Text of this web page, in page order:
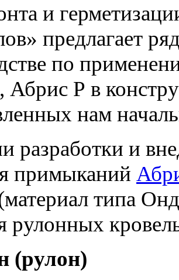
и
предлагает
по
Р в
нам
разработки и
примыканий
типа
рулонных
(рулон)